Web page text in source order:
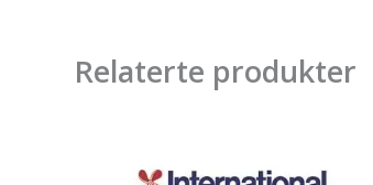
Relaterte produkter